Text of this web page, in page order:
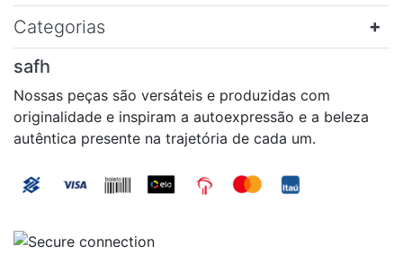
Categorias
safh
Nossas peças são versáteis e produzidas com
originalidade e inspiram a autoexpressão e a beleza
autêntica presente na trajetória de cada um.